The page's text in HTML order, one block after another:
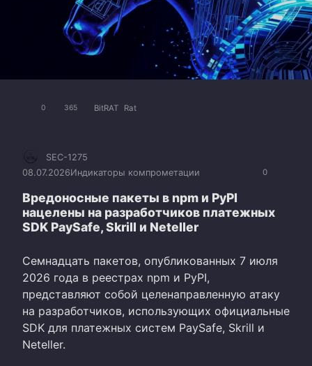
0 365 BitRAT Rat
0
SEC-1275
08.07.2026Индикаторы компрометации
Вредоносные пакеты в npm и PyPI
нацелены на разработчиков платежных
SDK PaySafe, Skrill и Neteller
Семнадцать пакетов, опубликованных 7 июля
2026 года в реестрах npm и PyPI,
представляют собой целенаправленную атаку
на разработчиков, использующих официальные
SDK для платежных систем PaySafe, Skrill и
Neteller.